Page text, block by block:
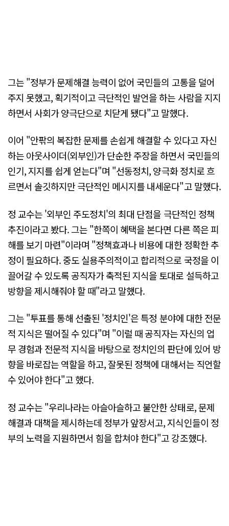
그는 "정부가 문제해결 능력이 없어 국민들의 고통을 덜어
주지 못했고, 획기적이고 극단적인 발언을 하는 사람을 지지
하면서 사회가 양극단으로 치닫게 됐다"고 말했다.
이어 "안팎의 복잡한 문제를 손쉽게 해결할 수 있다고 자신
하는 아웃사이더(외부인)가 단순한 주장을 하면서 국민들의
인기, 지지를 쉽게 얻는다"며 "선동정치, 양극화 정치로 흐
르면서 솔깃하지만 극단적인 메시지를 내세운다"고 말했다.
정 교수는 '외부인 주도정치'의 최대 단점을 극단적인 정책
추진이라고 봤다. 그는 "한쪽이 혜택을 본다면 다른 쪽은 피
해를 보기 마련"이라며 "정책효과나 비용에 대한 정확한 추
정이 필요하다. 중도 실용주의적이고 합리적으로 국정을 이
끌어갈 수 있도록 공직자가 축적된 지식을 토대로 설득하고
방향을 제시해줘야 할 때"라고 말했다.
그는 "투표를 통해 선출된 '정치인'은 특정 분야에 대한 전문
적 지식은 떨어질 수 있다"며 "이럴 때 공직자는 자신의 업
무 경험과 전문적 지식을 바탕으로 정치인의 판단에 있어 방
향을 바로잡는 역할을 하고, 잘못된 정책에 대해서는 직언할
수 있어야 한다"고 했다.
정 교수는 "우리나라는 아슬아슬하고 불안한 상태로, 문제
해결과 대책을 제시하는데 정부가 앞장서고, 지식인들이 정
부의 노력을 지원하면서 힘을 합쳐야 한다"고 강조했다.